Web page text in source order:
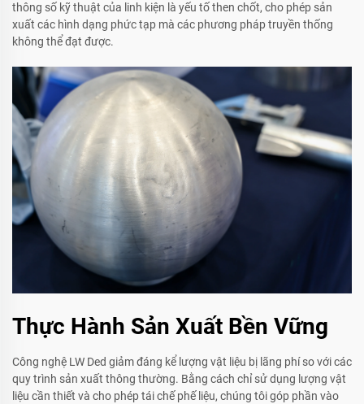
thông số kỹ thuật của linh kiện là yếu tố then chốt, cho phép sản
xuất các hình dạng phức tạp mà các phương pháp truyền thống
không thể đạt được.
Thực Hành Sản Xuất Bền Vững
Công nghệ LW Ded giảm đáng kể lượng vật liệu bị lãng phí so với các
quy trình sản xuất thông thường. Bằng cách chỉ sử dụng lượng vật
liệu cần thiết và cho phép tái chế phế liệu, chúng tôi góp phần vào